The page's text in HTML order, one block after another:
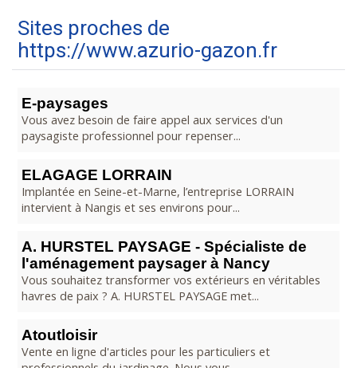
Sites proches de
https://www.azurio-gazon.fr
E-paysages
Vous avez besoin de faire appel aux services d'un
paysagiste professionnel pour repenser...
ELAGAGE LORRAIN
Implantée en Seine-et-Marne, l’entreprise LORRAIN
intervient à Nangis et ses environs pour...
A. HURSTEL PAYSAGE - Spécialiste de
l'aménagement paysager à Nancy
Vous souhaitez transformer vos extérieurs en véritables
havres de paix ? A. HURSTEL PAYSAGE met...
Atoutloisir
Vente en ligne d'articles pour les particuliers et